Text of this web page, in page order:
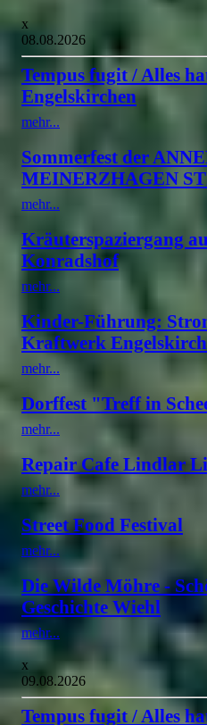
x
08.08.2026
Tempus fugit / Alles
Engelskirchen
mehr...
Sommerfest der
MEINERZHAGEN
mehr...
Kräuterspaziergang
Konradshof
mehr...
Kinder-Führung:
Kraftwerk
mehr...
Dorffest "Treff in
mehr...
Repair Cafe Lindlar
mehr...
Street Food Festival
mehr...
Die Wilde Möhre -
Geschichte Wiehl
mehr...
x
09.08.2026
Tempus fugit / Alles